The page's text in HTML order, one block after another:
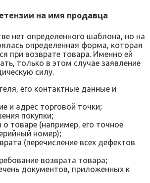
на имя продавца
нет определенного шаблона, но на
определенная форма, которая
при возврате товара. Именно ей
только в этом случае заявление
силу.
его контактные данные и
и адрес торговой точки;
покупки;
товаре (например, его точное
номер);
(перечисление всех дефектов
возврата товара;
документов, приложенных к